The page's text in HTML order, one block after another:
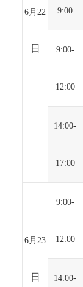
6月22
日
9:00
9:00-
12:00
14:00-
17:00
6月23
日
9:00-
12:00
14:00-